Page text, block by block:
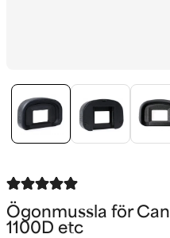
Ögonmussla för
1100D etc